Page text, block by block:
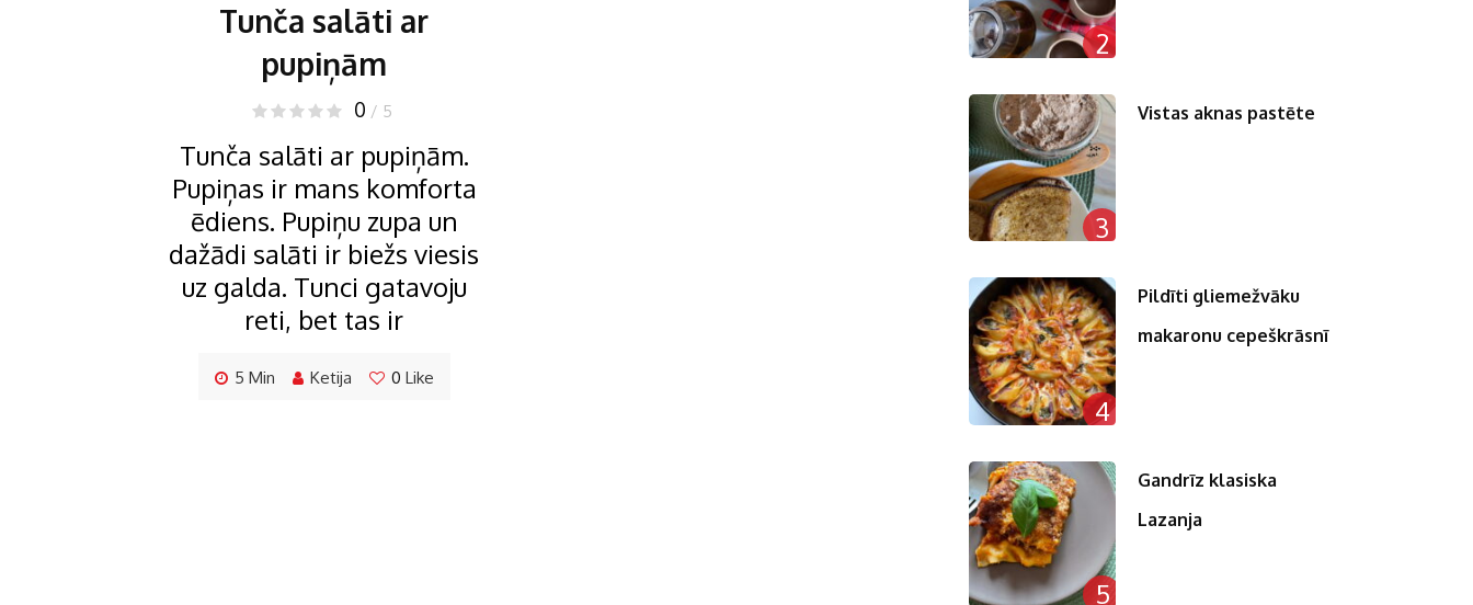
Tunča salāti ar
pupiņām
0 / 5
Tunča salāti ar pupiņām.
Pupiņas ir mans komforta
ēdiens. Pupiņu zupa un
dažādi salāti ir biežs viesis
uz galda. Tunci gatavoju
reti, bet tas ir
5 Min Ketija 0 Like
2
3
Vistas aknas pastēte
4
Pildīti gliemežvāku
makaronu cepeškrāsnī
5
Gandrīz klasiska
Lazanja